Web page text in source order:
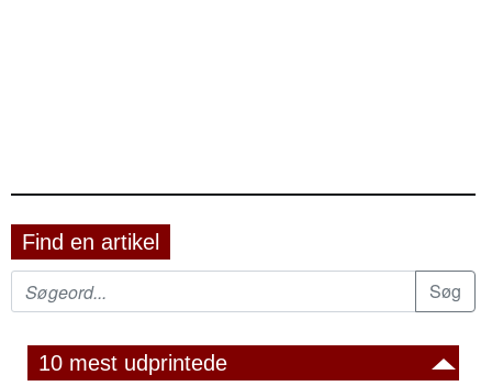
Find en artikel
10 mest udprintede